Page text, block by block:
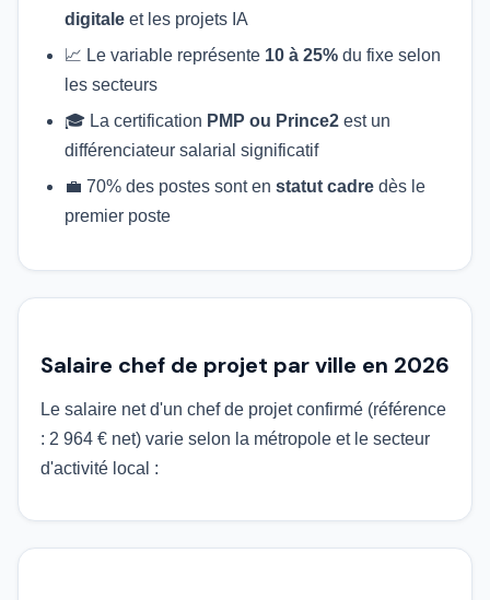
digitale et les projets IA
📈 Le variable représente 10 à 25% du fixe selon
les secteurs
🎓 La certification PMP ou Prince2 est un
différenciateur salarial significatif
💼 70% des postes sont en statut cadre dès le
premier poste
Salaire chef de projet par ville en 2026
Le salaire net d'un chef de projet confirmé (référence
: 2 964 € net) varie selon la métropole et le secteur
d'activité local :